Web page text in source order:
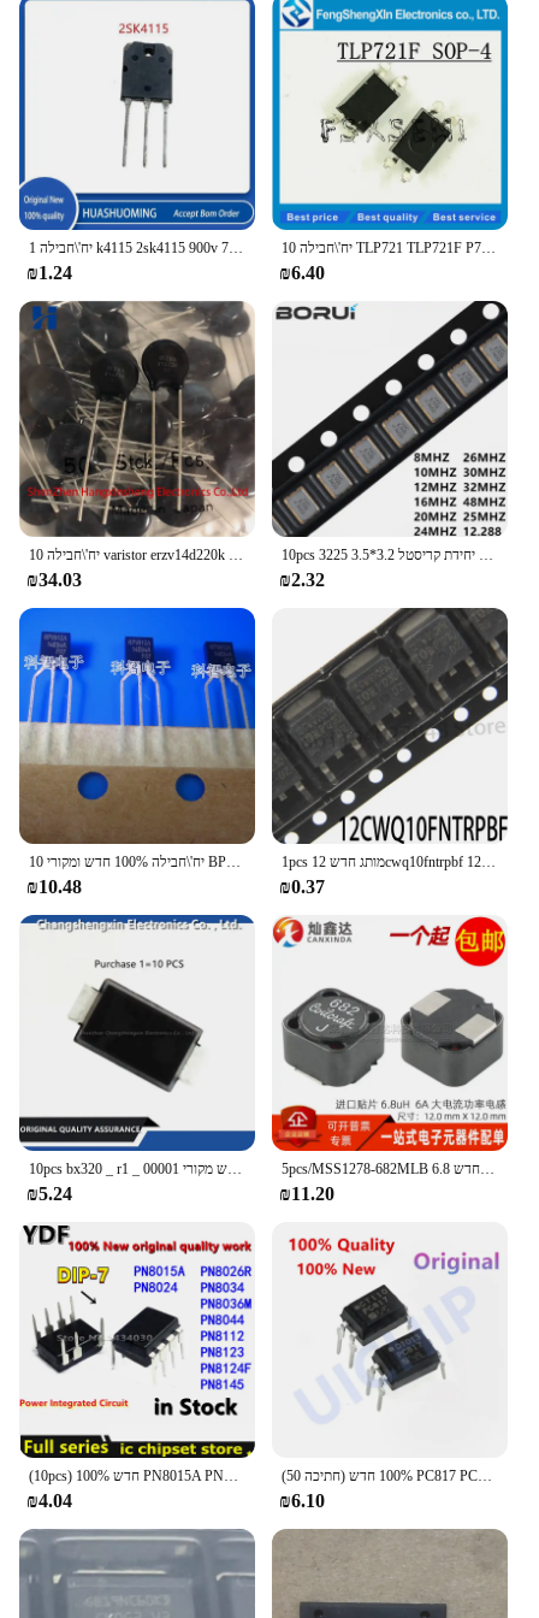
1 יח'\חבילה k4115 2sk4115 900v 7a mos cs12n60f TO-220F 600v 12a
₪1.24
10 יח'\חבילה TLP721 TLP721F P721 SOP4 תיקון מתג אספקת חשמל, הפוטואלקטרי צימוד מכשיר
₪6.40
10 יח'\חבילה varistor erzv14d220k 22v 14 מ "מ מותג חדש מקורי
₪34.03
10pcs 3225 קוורץ קריסטל יחידת קריסטל 3.2*3.5mm 4p 8MHZ 10MHZ 12MHZ 16MHZ 20MHZ 24MH 25MHZ 26MHZ 30MHZ 32MHZ 48MHZ 50MHZ 50M
₪2.32
10 יח'\חבילה 100% חדש ומקורי BP9912A BP9912B BP9912 TO92
₪10.48
1pcs מותג חדש 12cwq10fntrpbf 12cwq10fn to252 שוטקי 100v/12a
₪0.37
₪5.24
5pcs/MSS1278-682MLB תיקון מיובא מותג חדש 6.8h 6a כוח זרם גבוה זרם 12*12*8 מ "מ
₪11.20
₪4.04
(50 חתיכה) 100% חדש PC817 PC817C מח"ש-4 817C 817 מצמד אופטי מקורי
₪6.10